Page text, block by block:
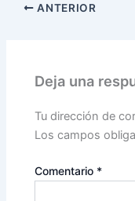
ANTERIOR
Deja una
Tu dirección de
Los campos
Comentario *